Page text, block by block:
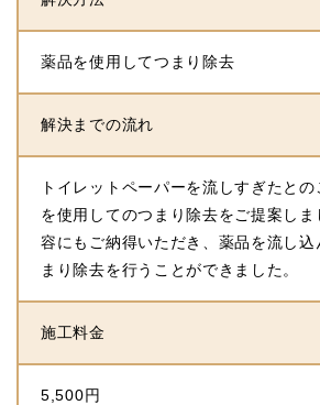
薬品を使用してつまり除去
解決までの流れ
トイレットペーパーを流しすぎたと
を使用してのつまり除去をご提案し
容にもご納得いただき、薬品を流し
まり除去を行うことができました。
施工料金
5,500円